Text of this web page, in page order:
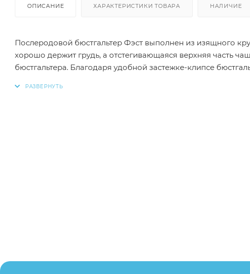
ОПИСАНИЕ ХАРАКТЕРИСТИКИ ТОВАРА НАЛИЧИЕ
Послеродовой бюстгальтер Фэст выполнен из изящного
хорошо держит грудь, а отстегивающаяся верхняя часть
бюстгальтера. Благодаря удобной застежке-клипсе